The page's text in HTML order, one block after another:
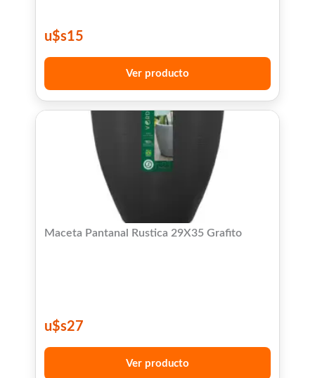
u$s15
Ver producto
Maceta Pantanal Rustica 29X35 Grafito
u$s27
Ver producto